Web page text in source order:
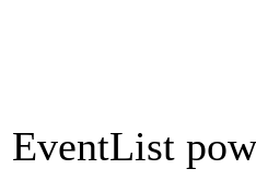
EventList